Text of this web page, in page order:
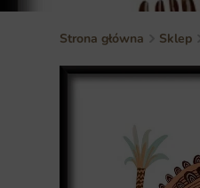
Strona główna Sklep